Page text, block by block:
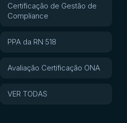
Certificação de Gestão de
Compliance
PPA da RN 518
Avaliação Certificação ONA
VER TODAS